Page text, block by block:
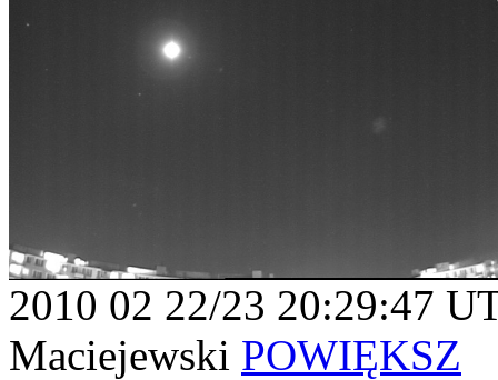
2010 02 22/23 20:29:47
Maciejewski POWIĘKSZ